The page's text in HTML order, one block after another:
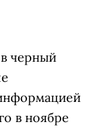
черный
в ноябре